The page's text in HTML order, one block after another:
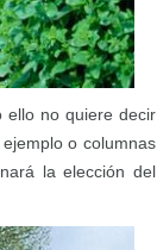
ello no quiere decir
o columnas
la elección del